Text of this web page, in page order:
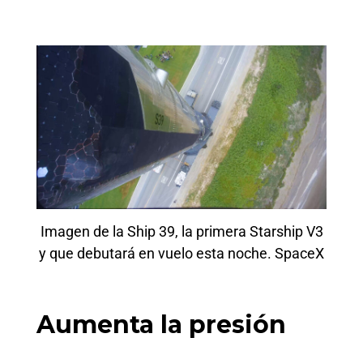
Imagen de la Ship 39, la primera Starship V3
y que debutará en vuelo esta noche. SpaceX
Aumenta la presión